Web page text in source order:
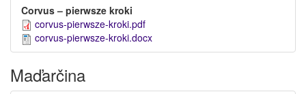
Corvus – pierwsze kroki
corvus-pierwsze-kroki.pdf
corvus-pierwsze-kroki.docx
Maďarčina